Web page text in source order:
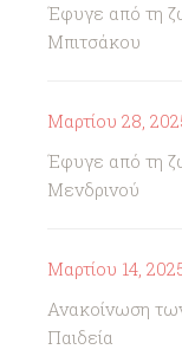
Έφυγε από τη
Μπιτσάκου
Μαρτίου 28,
Έφυγε από τη
Μενδρινού
Μαρτίου 14,
Ανακοίνωση
Παιδεία